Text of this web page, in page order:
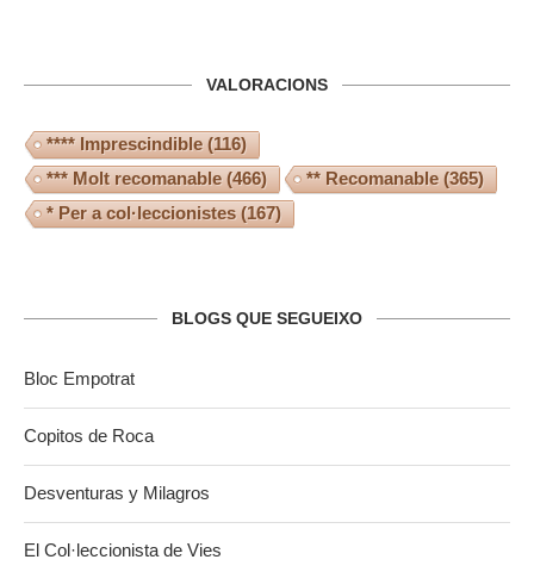
VALORACIONS
**** Imprescindible(116)
*** Molt recomanable(466) ** Recomanable(365)
* Per a col·leccionistes (167)
BLOGS QUE SEGUEIXO
Bloc Empotrat
Copitos de Roca
Desventuras y Milagros
El Col·leccionista de Vies